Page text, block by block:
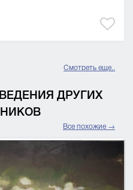
Смотреть еще..
ДРУГИХ
Все похожие →